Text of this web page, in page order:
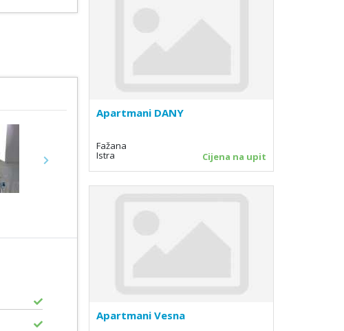
Next
Apartmani DANY
Fažana
Istra Cijena na upit
Apartmani Vesna